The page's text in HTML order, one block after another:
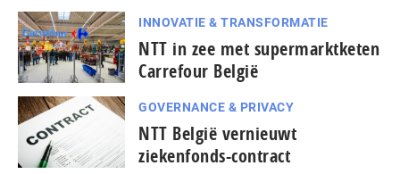
INNOVATIE & TRANSFORMATIE
NTT in zee met supermarktketen
Carrefour België
GOVERNANCE & PRIVACY
NTT België vernieuwt
ziekenfonds-contract